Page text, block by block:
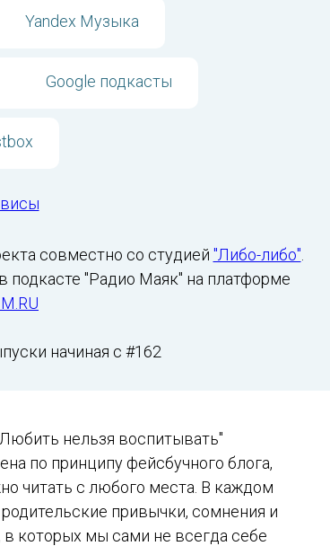
Yandex Музыка
Google подкасты
совместно со студией "Либо-либо"
"Радио Маяк" на платформе
начиная с #162
нельзя воспитывать"
по принципу фейсбучного блога,
читать с любого места. В каждом
родительские привычки, сомнения и
в которых мы сами не всегда себе